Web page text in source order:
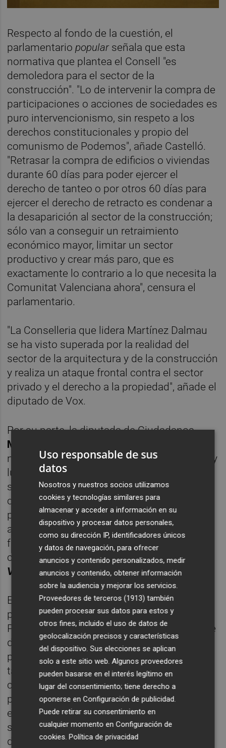
Respecto al fondo de la cuestión, el
parlamentariopopularseñala que esta
normativa que plantea el Consell "es
demoledora para el sector de la
construcción". "Lo de intervenir la compra de
participaciones o acciones de sociedades es
puro intervencionismo, sin respeto a los
derechos constitucionales y propio del
comunismo de Podemos", añade Castelló.
"Retrasar la compra de edificios o viviendas
durante 60 días para poder ejercer el
derecho de tanteo o por otros 60 días para
ejercer el derecho de retracto es condenar a
la desaparición al sector de la construcción;
sólo van a conseguir un retraimiento
económico mayor, limitar un sector
productivo y crear más paro, que es
exactamente lo contrario a lo que necesita la
Comunitat Valenciana ahora", censura el
parlamentario.
"La Conselleria que lidera Martínez Dalmau
se ha visto superada por la realidad del
sector de la arquitectura y de la construcción
y realiza un ataque frontal contra el sector
privado y el derecho a la propiedad", añade el
diputado de Vox.
Por su parte, la diputada de Ciudadanos,
Mamen Peris
ningún sentido hacer este tipo de anuncios y
luego aprobarlos si no se dota de fondos
suficientes para llevarlos a cabo, en este
caso para adquirir las viviendas". "No
podemos ahogar a entidades como los
ayuntamientos que ya tienen que hacer
frente a muchas necesidades relacionadas
con la vivienda", explica la parlamentaria a
Valencia Plaza.
En este sentido, Castelló asegura que la
partida para ejercer tanteo y retracto en el
Presupuesto del Botànic ya sufrió un recorte
del 50%: "Había 2 millones presupuestados
para 2020 y se dejó en uno apenas", juzga el
también exalcalde de Sagunto, que satiriza
con las políticas de vivienda que se van a
poder llevar a cabo con esta cuantía. Sin
embargo, también reprocha que los
socialistas hayan dado el visto bueno a este
decreto ley: "Sólo pretenden embarrar la
Uso responsable de sus
datos
Nosotros y nuestros socios utilizamos
cookies y tecnologías similares para
almacenar y acceder a información en su
dispositivo y procesar datos personales,
como su dirección IP, identificadores únicos
y datos de navegación, para ofrecer
anuncios y contenido personalizados, medir
anuncios y contenido, obtener información
sobre la audiencia y mejorar los servicios.
Proveedores de terceros (1913) también
pueden procesar sus datos para estos y
otros fines, incluido el uso de datos de
geolocalización precisos y características
del dispositivo. Sus elecciones se aplican
solo a este sitio web. Algunos proveedores
pueden basarse en el interés legítimo en
lugar del consentimiento; tiene derecho a
oponerse enConfiguración de publicidad.
Puede retirar su consentimiento en
cualquier momento enConfiguración de
cookies.Política de privacidad